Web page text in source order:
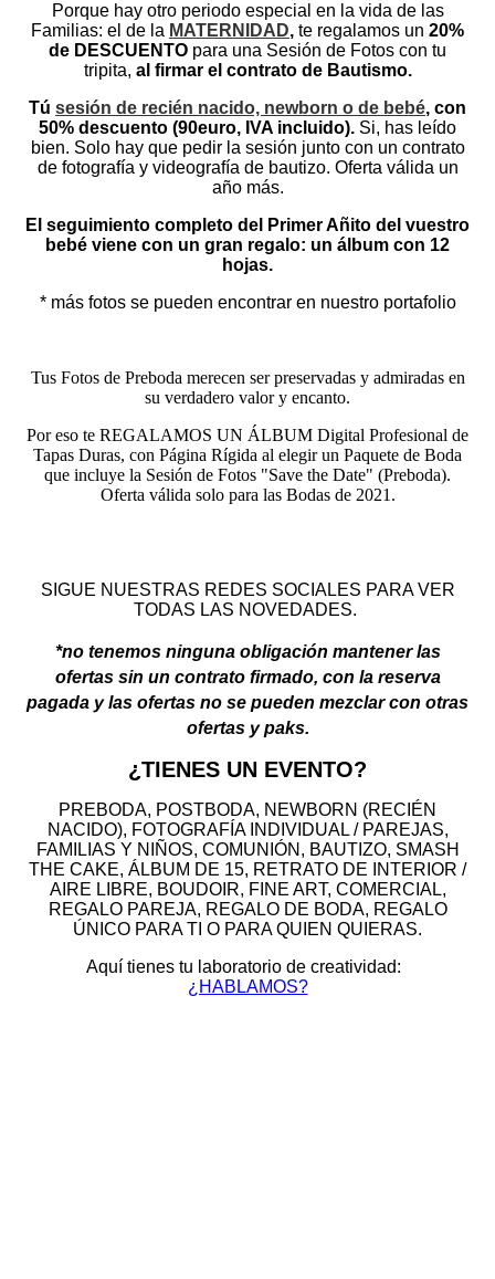
Porque hay otro periodo especial en la vida de las
Familias: el de la MATERNIDAD, te regalamos un 20%
de DESCUENTO para una Sesión de Fotos con tu
tripita, al firmar el contrato de Bautismo.
Tú sesión de recién nacido, newborn o de bebé, con
50% descuento (90euro, IVA incluido). Si, has leído
bien. Solo hay que pedir la sesión junto con un contrato
de fotografía y videografía de bautizo. Oferta válida un
año más.
El seguimiento completo del Primer Añito del vuestro
bebé viene con un gran regalo: un álbum con 12
hojas.
* más fotos se pueden encontrar en nuestro portafolio
Tus Fotos de Preboda merecen ser preservadas y admiradas en
su verdadero valor y encanto.
Por eso te REGALAMOS UN ÁLBUM Digital Profesional de
Tapas Duras, con Página Rígida al elegir un Paquete de Boda
que incluye la Sesión de Fotos "Save the Date" (Preboda).
Oferta válida solo para las Bodas de 2021.
SIGUE NUESTRAS REDES SOCIALES PARA VER
TODAS LAS NOVEDADES.
*no tenemos ninguna obligación mantener las
ofertas sin un contrato firmado, con la reserva
pagada y las ofertas no se pueden mezclar con otras
ofertas y paks.
¿TIENES UN EVENTO?
PREBODA, POSTBODA, NEWBORN (RECIÉN
NACIDO), FOTOGRAFÍA INDIVIDUAL / PAREJAS,
FAMILIAS Y NIÑOS, COMUNIÓN, BAUTIZO, SMASH
THE CAKE, ÁLBUM DE 15, RETRATO DE INTERIOR /
AIRE LIBRE, BOUDOIR, FINE ART, COMERCIAL,
REGALO PAREJA, REGALO DE BODA, REGALO
ÚNICO PARA TI O PARA QUIEN QUIERAS.
Aquí tienes tu laboratorio de creatividad:
¿HABLAMOS?